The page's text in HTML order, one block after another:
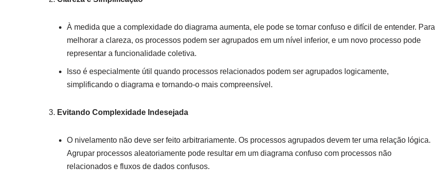
À medida que a complexidade do diagrama aumenta, ele pode se tornar confuso e difícil de entender. Para
melhorar a clareza, os processos podem ser agrupados em um nível inferior, e um novo processo pode
representar a funcionalidade coletiva.
Isso é especialmente útil quando processos relacionados podem ser agrupados logicamente,
simplificando o diagrama e tornando-o mais compreensível.
Evitando Complexidade Indesejada
O nivelamento não deve ser feito arbitrariamente. Os processos agrupados devem ter uma relação lógica.
Agrupar processos aleatoriamente pode resultar em um diagrama confuso com processos não
relacionados e fluxos de dados confusos.